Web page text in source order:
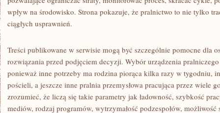
wpływ na środowisko. Strona pokazuje, że pralnictwo to nie tylko
ciągłych usprawnień.
Treści publikowane w serwisie mogą być szczególnie pomocne dla
rozwiązania przed podjęciem decyzji. Wybór urządzenia
ponieważ inne potrzeby ma rodzina piorąca kilka razy w tygodniu,
pościeli, a jeszcze inne pralnia przemysłowa pracująca przez wiele
zrozumieć, że liczą się takie parametry jak ładowność, szybkość
mediów, rodzaj programów, wytrzymałość podzespołów, możliwość